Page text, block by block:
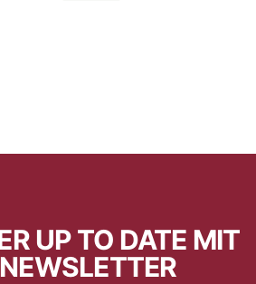
UP TO DATE MIT